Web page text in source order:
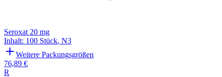
Seroxat 20 mg
Inhalt: 100 Stück, N3
Weitere Packungsgrößen
76,89 €
R